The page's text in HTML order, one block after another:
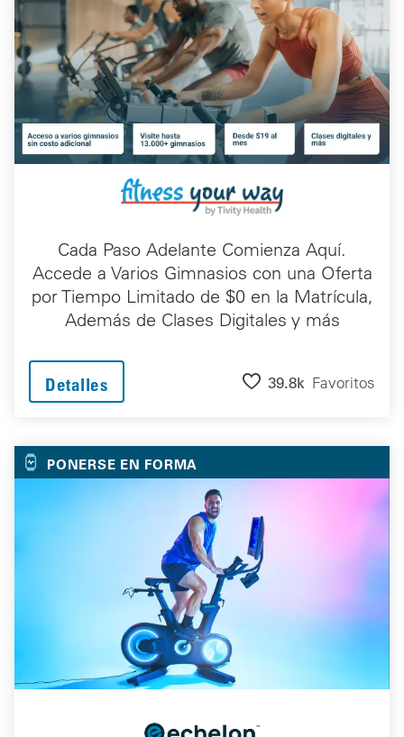
Cada Paso Adelante Comienza Aquí.
Accede a Varios Gimnasios con una Oferta
por Tiempo Limitado de $0 en la Matrícula,
Además de Clases Digitales y más
Detalles 39.8k Favoritos
PONERSE EN FORMA